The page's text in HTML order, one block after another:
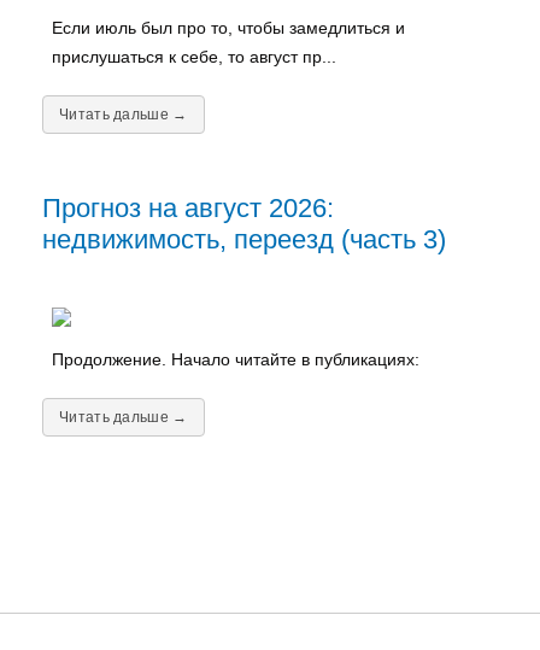
Если июль был про то, чтобы замедлиться и
прислушаться к себе, то август пр...
Читать дальше →
Прогноз на август 2026:
недвижимость, переезд (часть 3)
Продолжение. Начало читайте в публикациях:
Читать дальше →